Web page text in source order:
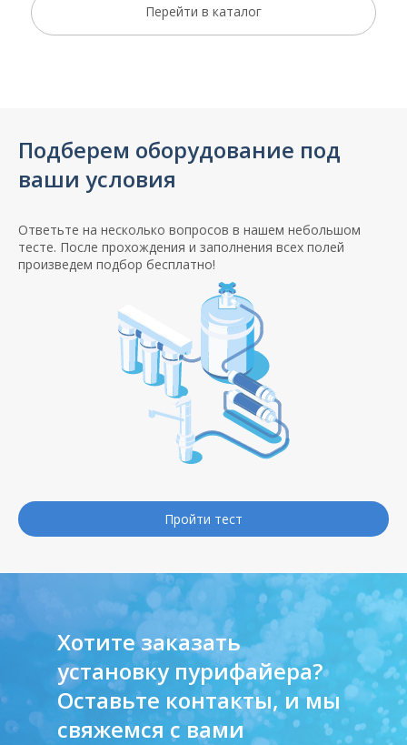
Перейти в каталог
Подберем оборудование под
ваши условия
Ответьте на несколько вопросов в нашем небольшом
тесте. После прохождения и заполнения всех полей
произведем подбор бесплатно!
Пройти тест
Хотите заказать
установку пурифайера?
Оставьте контакты, и мы
свяжемся с вами